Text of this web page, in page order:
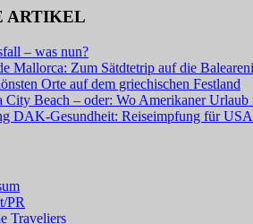
ARTIKEL
– was nun?
Mallorca: Zum Sätdtetrip auf die
Orte auf dem griechischen Festland
City Beach – oder: Wo Amerikaner Urlaub
DAK-Gesundheit: Reiseimpfung für
PR
Traveliers